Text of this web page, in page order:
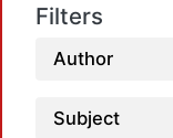
Filters
Author
Subject